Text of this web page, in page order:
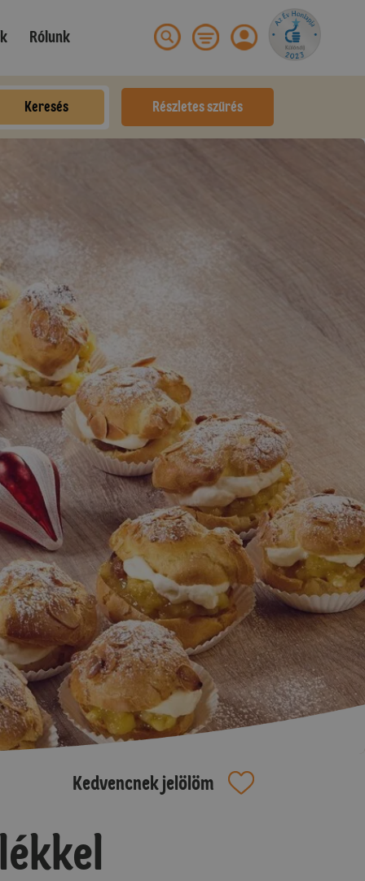
Rólunk
Keresés Részletes szűrés
Kedvencnek jelölöm